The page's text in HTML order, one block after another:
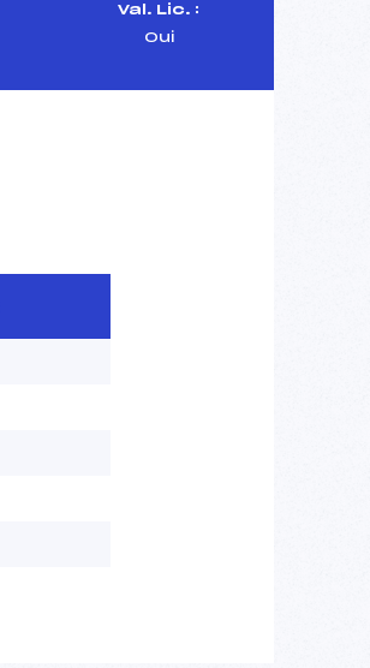
Val. Lic. :
Oui